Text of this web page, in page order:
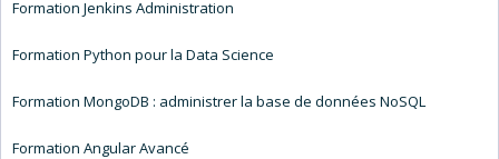
Formation Jenkins Administration
Formation Python pour la Data Science
Formation MongoDB : administrer la base de données NoSQL
Formation Angular Avancé